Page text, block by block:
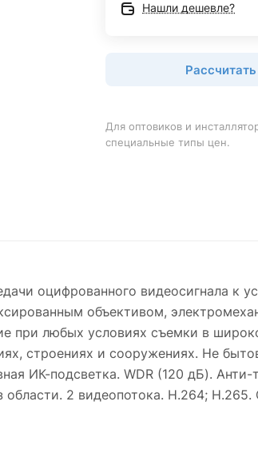
Нашли дешевле?
Для оптовиков и
специальные типы цен.
оцифрованного видеосигнала к
объективом,
при любых условиях съемки в
строениях и сооружениях. Не
ИК-подсветка. WDR (120 дБ). Анти-
2 видеопотока. H.264;